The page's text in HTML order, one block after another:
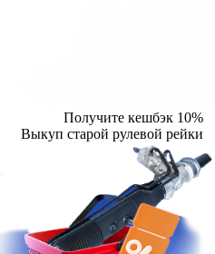
Получите кешбэк 10%
Выкуп старой рулевой рейки